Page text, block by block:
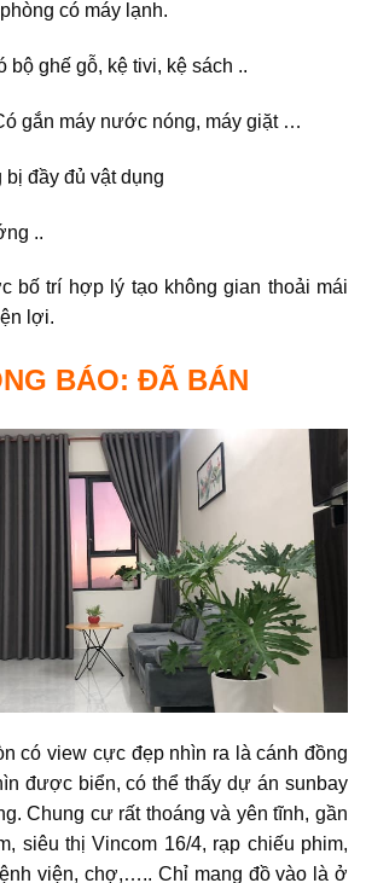
có máy lạnh.
bộ ghế gỗ, kệ tivi, kệ sách ..
gắn máy nước nóng, máy giặt …
đầy đủ vật dụng
..
bố trí hợp lý tạo không gian thoải mái
lợi.
BÁO: ĐÃ BÁN
có view cực đẹp nhìn ra là cánh đồng
được biển, có thể thấy dự án sunbay
Chung cư rất thoáng và yên tĩnh, gần
siêu thị Vincom 16/4, rạp chiếu phim,
viện, chợ,….. Chỉ mang đồ vào là ở